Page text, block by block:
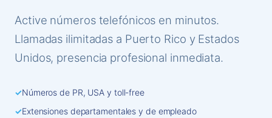
Active números telefónicos en minutos.
Llamadas ilimitadas a Puerto Rico y Estados
Unidos, presencia profesional inmediata.
✓Números de PR, USA y toll-free
✓Extensiones departamentales y de empleado